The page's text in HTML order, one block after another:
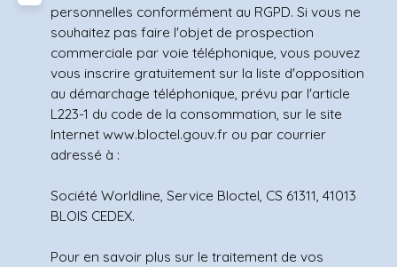
personnelles conformément au RGPD. Si vous ne
souhaitez pas faire l'objet de prospection
commerciale par voie téléphonique, vous pouvez
vous inscrire gratuitement sur la liste d'opposition
au démarchage téléphonique, prévu par l'article
L223-1 du code de la consommation, sur le site
Internet www.bloctel.gouv.fr ou par courrier
adressé à :
Société Worldline, Service Bloctel, CS 61311, 41013
BLOIS CEDEX.
Pour en savoir plus sur le traitement de vos